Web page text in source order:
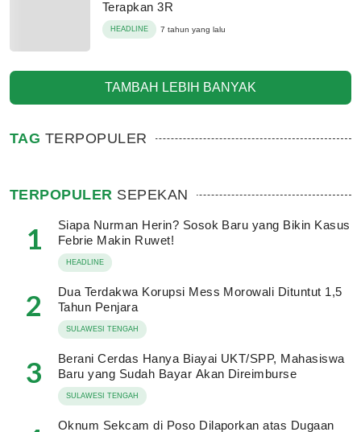
Terapkan 3R
HEADLINE 7 tahun yang lalu
TAMBAH LEBIH BANYAK
TAG TERPOPULER
TERPOPULER SEPEKAN
1
Siapa Nurman Herin? Sosok Baru yang Bikin Kasus
Febrie Makin Ruwet!
HEADLINE
2
Dua Terdakwa Korupsi Mess Morowali Dituntut 1,5
Tahun Penjara
SULAWESI TENGAH
3
Berani Cerdas Hanya Biayai UKT/SPP, Mahasiswa
Baru yang Sudah Bayar Akan Direimburse
SULAWESI TENGAH
Oknum Sekcam di Poso Dilaporkan atas Dugaan